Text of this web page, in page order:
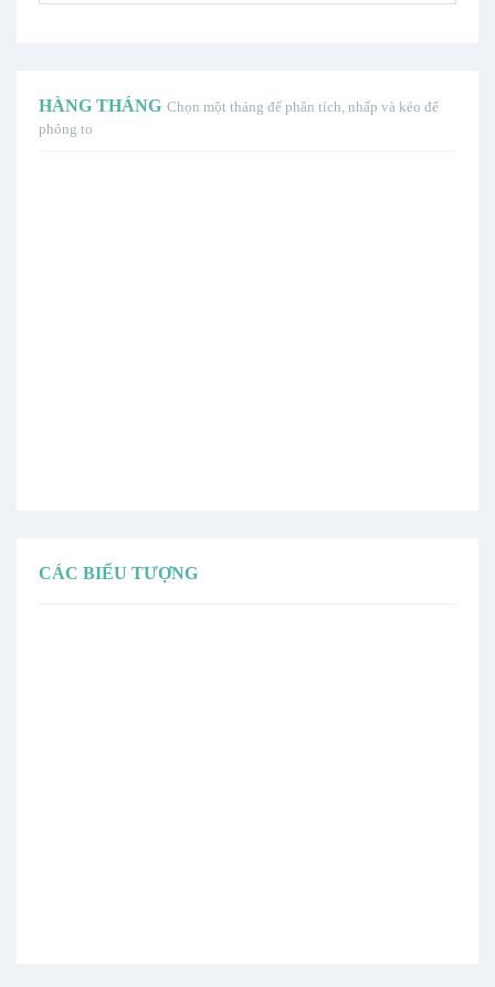
HÀNG THÁNG Chọn một tháng để phân tích, nhấp và kéo để
phóng to
CÁC BIỂU TƯỢNG